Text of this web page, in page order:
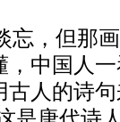
忘，但那
中国人
人的诗